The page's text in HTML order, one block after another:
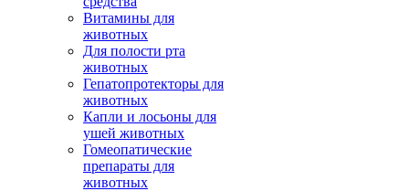
Витамины для
животных
Для полости рта
животных
Гепатопротекторы для
животных
Капли и лосьоны для
ушей животных
Гомеопатические
препараты для
животных